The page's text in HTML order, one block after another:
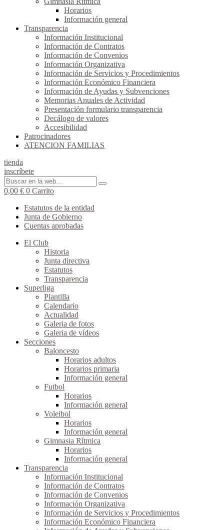
Horarios
Información general
Transparencia
Información Institucional
Información de Contratos
Información de Convenios
Información Organizativa
Información de Servicios y Procedimientos
Información Económico Financiera
Información de Ayudas y Subvenciones
Memorias Anuales de Actividad
Presentación formulario transparencia
Decálogo de valores
Accesibilidad
Patrocinadores
ATENCION FAMILIAS
tienda
inscríbete
0,00 € 0 Carrito
Estatutos de la entidad
Junta de Gobierno
Cuentas aprobadas
El Club
Historia
Junta directiva
Estatutos
Transparencia
Superliga
Plantilla
Calendario
Actualidad
Galeria de fotos
Galeria de vídeos
Secciones
Baloncesto
Horarios adultos
Horarios primaria
Información general
Futbol
Horarios
Información general
Voleibol
Horarios
Información general
Gimnasia Rítmica
Horarios
Información general
Transparencia
Información Institucional
Información de Contratos
Información de Convenios
Información Organizativa
Información de Servicios y Procedimientos
Información Económico Financiera